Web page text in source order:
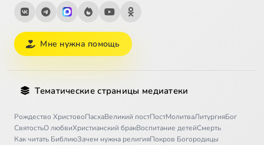
Мне нужна помощь
Тематические страницы медиатеки
Рождество ХристовоПасхаВеликий постПостМолитваЛитургияБог
СвятостьО любвиХристианский бракВоспитание детейСмерть
Как читать БиблиюЗачем нужна религияПокров Богородицы